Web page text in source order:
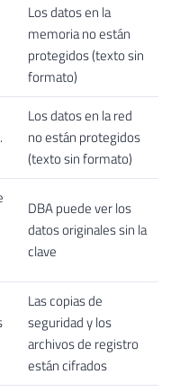
Los datos en la
memoria no están
protegidos (texto sin
formato)
Los datos en la red
no están protegidos
(texto sin formato)
DBA puede ver los
datos originales sin la
clave
Las copias de
seguridad y los
archivos de registro
están cifrados